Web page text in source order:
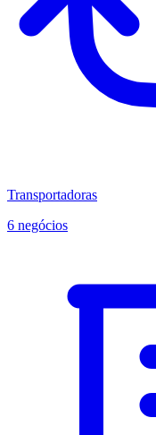
Transportadoras
6 negócios